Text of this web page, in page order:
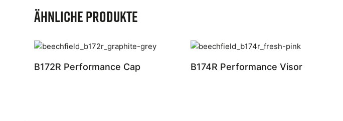
Ähnliche Produkte
B172R Performance Cap B174R Performance Visor